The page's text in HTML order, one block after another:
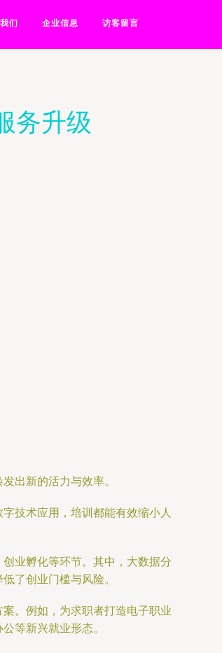
们 企业信息 访客留言
务升级
出新的活力与效率。
技术应用，培训都能有效缩小人
业孵化等环节。其中，大数据分
了创业门槛与风险。
。例如，为求职者打造电子职业
等新兴就业形态。